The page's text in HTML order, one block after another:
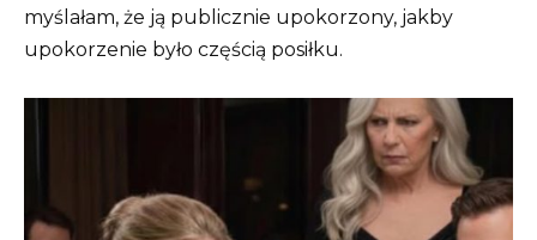
myślałam, że ją publicznie upokorzony, jakby
upokorzenie było częścią posiłku.